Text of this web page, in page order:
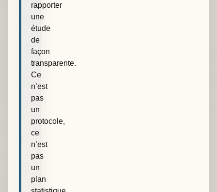
rapporter
une
étude
de
façon
transparente.
Ce
n’est
pas
un
protocole,
ce
n’est
pas
un
plan